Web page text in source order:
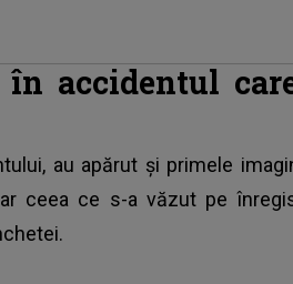
accidentul
au apărut și primele
ceea ce s-a văzut pe